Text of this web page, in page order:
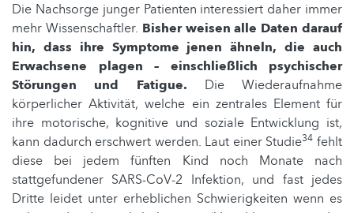
Die Nachsorge junger Patienten interessiert daher immer
mehr Wissenschaftler. Bisher weisen alle Daten darauf
hin, dass ihre Symptome jenen ähneln, die auch
Erwachsene plagen – einschließlich psychischer
Störungen und Fatigue. Die Wiederaufnahme
körperlicher Aktivität, welche ein zentrales Element für
ihre motorische, kognitive und soziale Entwicklung ist,
kann dadurch erschwert werden. Laut einer Studie34 fehlt
diese bei jedem fünften Kind noch Monate nach
stattgefundener SARS-CoV-2 Infektion, und fast jedes
Dritte leidet unter erheblichen Schwierigkeiten wenn es